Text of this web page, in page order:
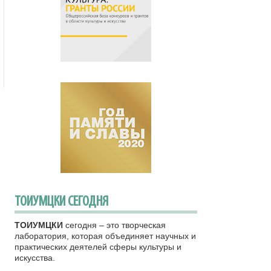
ТОИУМЦКИ СЕГОДНЯ
ТОИУМЦКИ сегодня – это творческая
лаборатория, которая объединяет научных и
практических деятелей сферы культуры и
искусства.